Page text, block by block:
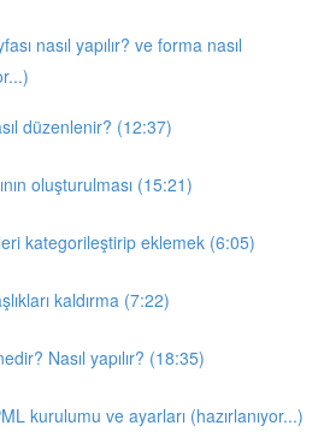
nasıl yapılır? ve forma nasıl
düzenlenir? (12:37)
oluşturulması (15:21)
kategorileştirip eklemek (6:05)
kaldırma (7:22)
Nasıl yapılır? (18:35)
kurulumu ve ayarları (hazırlanıyor...)